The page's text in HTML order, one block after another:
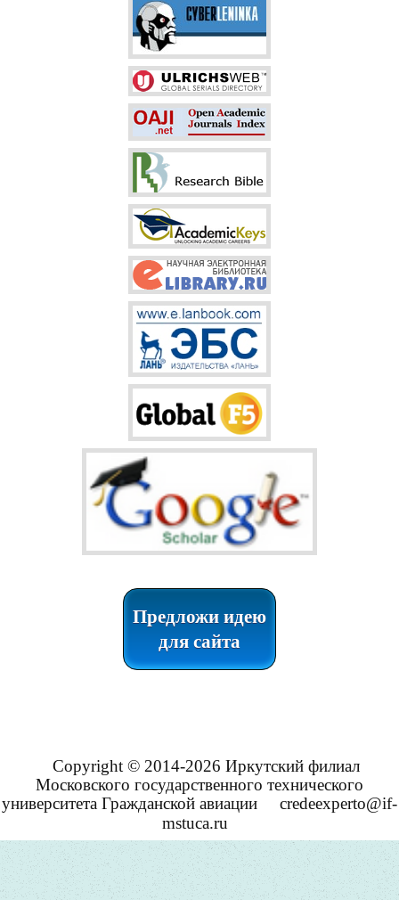
Предложи идею
для сайта
Copyright © 2014-2026 Иркутский филиал
Московского государственного технического
университета Гражданской авиации
credeexperto@if-
mstuca.ru